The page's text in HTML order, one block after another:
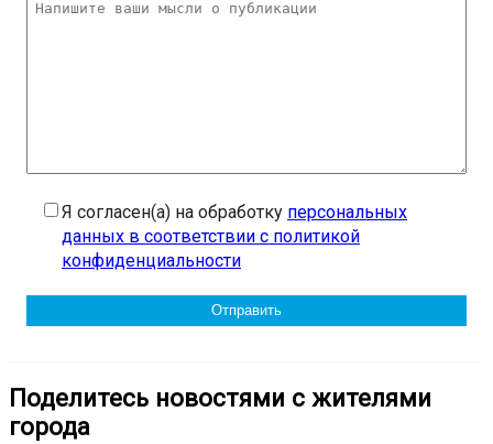
Я согласен(а) на обработку персональных
данных в соответствии с политикой
конфиденциальности
Поделитесь новостями с жителями
города